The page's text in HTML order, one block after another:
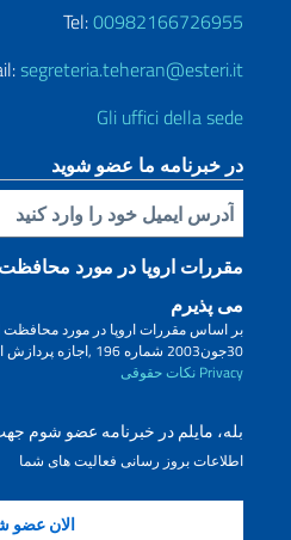
Tel:00982166726955
segreteria.teheran@esteri.it
Gli uffici della sede
در خبرنامه ما عضو شوید
Inserisci la tua email
مقررات اروپا در مورد
می پذیرم
بر اساس مقررات اروپا در مورد
30جون2003 شماره 196 ,اجازه پردازش اطلاعات شخصی خود را می دهم
Privacy نکات حقوقی
بله، مایلم در خبرنامه عضو شوم
اطلاعات بروز رسانی فعالیت های شما